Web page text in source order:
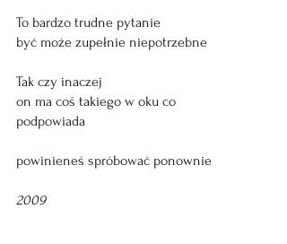
To bardzo trudne pytanie
być może zupełnie niepotrzebne
Tak czy inaczej
on ma coś takiego w oku co
podpowiada
powinieneś spróbować ponownie
2009